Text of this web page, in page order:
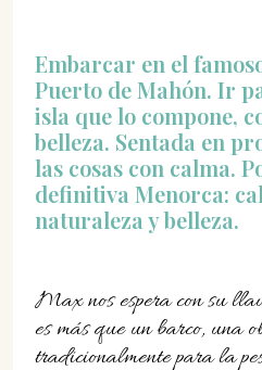
Embarcar en el
Puerto de Mahón. Ir
isla que lo compone,
belleza. Sentada en
las cosas con calma.
definitiva Menorca:
naturaleza y belleza.
Max nos espera con su
es más que un barco, una
tradicionalmente para la